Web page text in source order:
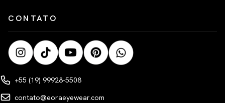
CONTATO
+55 (19) 99928-5508
contato@eoraeyewear.com